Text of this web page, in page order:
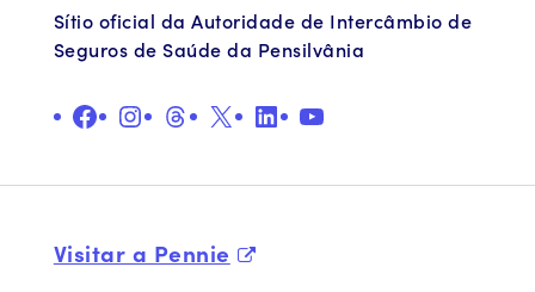
Sítio oficial da Autoridade de Intercâmbio de
Seguros de Saúde da Pensilvânia
Facebook
Instagram
FiosX LinkedInYouTube
Visitar a Pennie